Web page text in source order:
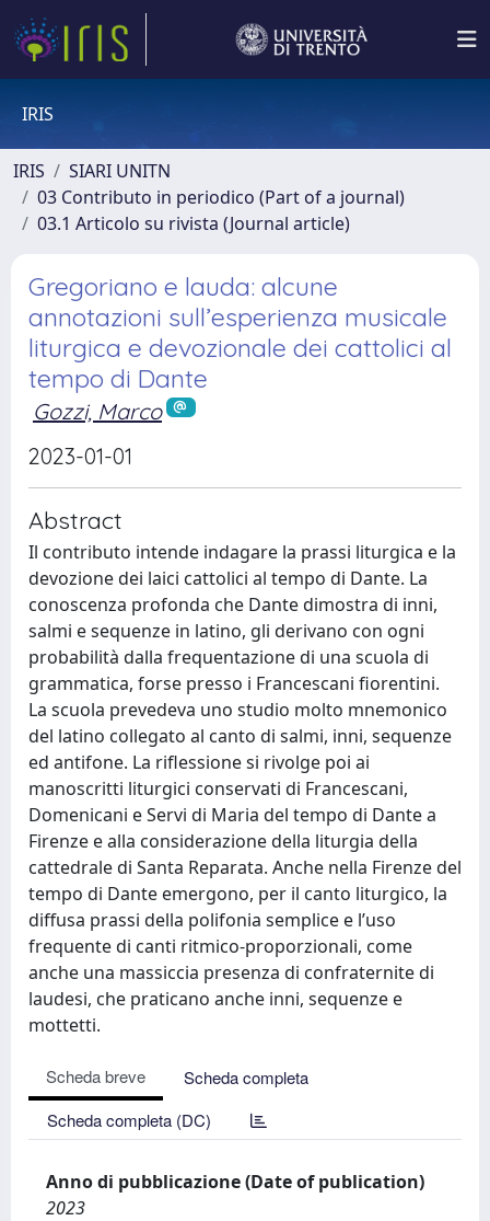
IRIS
IRIS
SIARI UNITN
03 Contributo in periodico (Part of a journal)
03.1 Articolo su rivista (Journal article)
Gregoriano e lauda: alcune
annotazioni sull’esperienza musicale
liturgica e devozionale dei cattolici al
tempo di Dante
Gozzi, Marco
2023-01-01
Abstract
Il contributo intende indagare la prassi liturgica e la
devozione dei laici cattolici al tempo di Dante. La
conoscenza profonda che Dante dimostra di inni,
salmi e sequenze in latino, gli derivano con ogni
probabilità dalla frequentazione di una scuola di
grammatica, forse presso i Francescani fiorentini.
La scuola prevedeva uno studio molto mnemonico
del latino collegato al canto di salmi, inni, sequenze
ed antifone. La riflessione si rivolge poi ai
manoscritti liturgici conservati di Francescani,
Domenicani e Servi di Maria del tempo di Dante a
Firenze e alla considerazione della liturgia della
cattedrale di Santa Reparata. Anche nella Firenze del
tempo di Dante emergono, per il canto liturgico, la
diffusa prassi della polifonia semplice e l’uso
frequente di canti ritmico-proporzionali, come
anche una massiccia presenza di confraternite di
laudesi, che praticano anche inni, sequenze e
mottetti.
Scheda breve
Scheda completa
Scheda completa (DC)
Anno di pubblicazione (Date of publication)
2023